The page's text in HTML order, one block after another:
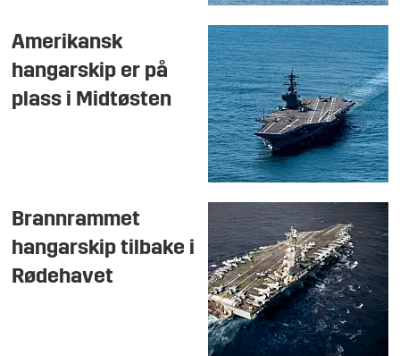
Amerikansk
hangarskip er på
plass i Midtøsten
Brannrammet
hangarskip tilbake i
Rødehavet